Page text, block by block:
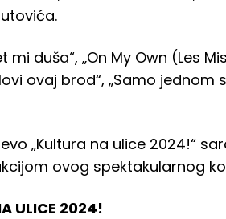
duša“, „On My Own (Les
ovaj brod“, „Samo jednom
„Kultura na ulice 2024!“
ovog spektakularnog
ULICE 2024!